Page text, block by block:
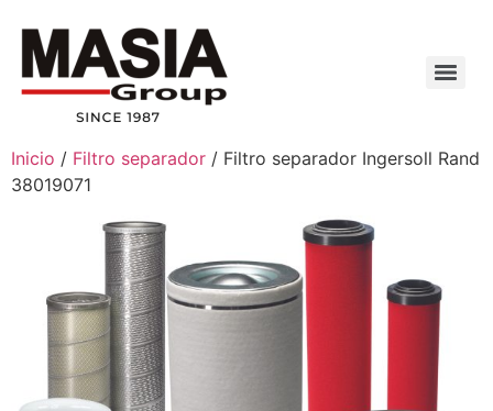
Inicio / Filtro separador / Filtro separador Ingersoll Rand
38019071